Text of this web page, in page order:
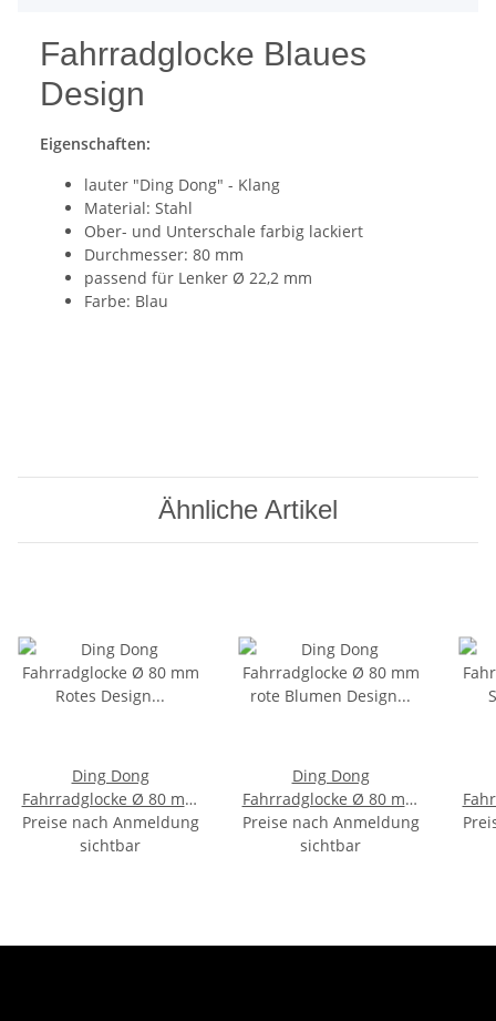
Fahrradglocke Blaues
Design
Eigenschaften:
lauter "Ding Dong" - Klang
Material: Stahl
Ober- und Unterschale farbig lackiert
Durchmesser: 80 mm
passend für Lenker Ø 22,2 mm
Farbe: Blau
Ähnliche Artikel
Ding Dong
Fahrradglocke Ø 80 mm
Rotes Design
Fahrradklingel
Preise nach Anmeldung
sichtbar
Ding Dong
Fahrradglocke Ø 80 mm
rote Blumen Design
Fahrradklingel
Preise nach Anmeldung
sichtbar